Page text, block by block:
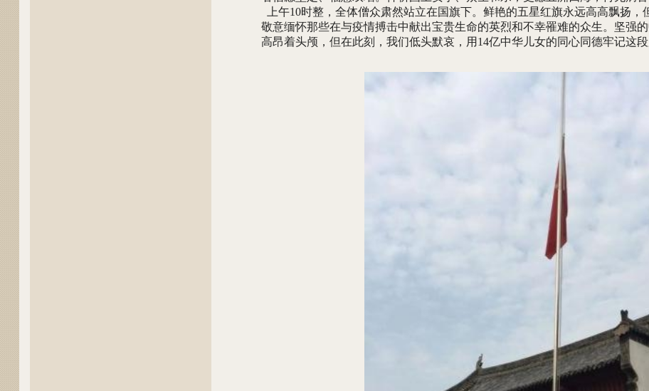
上午10时整，全体僧众肃然站立在国旗下。鲜艳的五星红旗永远高高飘扬
敬意缅怀那些在与疫情搏击中献出宝贵生命的英烈和不幸罹难的众生。坚强
高昂着头颅，但在此刻，我们低头默哀，用14亿中华儿女的同心同德牢记这段